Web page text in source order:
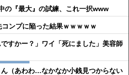
の『最大』の試練、これ一択www
コンプに陥った結果ｗｗｗｗｗ
すかー？」ワイ「死にました」美容師
（あわわ…なかなか小銭見つからない